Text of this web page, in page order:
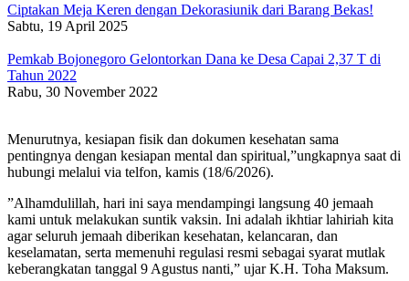
Ciptakan Meja Keren dengan Dekorasiunik dari Barang Bekas!
Sabtu, 19 April 2025
Pemkab Bojonegoro Gelontorkan Dana ke Desa Capai 2,37 T di
Tahun 2022
Rabu, 30 November 2022
Menurutnya, kesiapan fisik dan dokumen kesehatan sama
pentingnya dengan kesiapan mental dan spiritual,”ungkapnya saat di
hubungi melalui via telfon, kamis (18/6/2026).
​”Alhamdulillah, hari ini saya mendampingi langsung 40 jemaah
kami untuk melakukan suntik vaksin. Ini adalah ikhtiar lahiriah kita
agar seluruh jemaah diberikan kesehatan, kelancaran, dan
keselamatan, serta memenuhi regulasi resmi sebagai syarat mutlak
keberangkatan tanggal 9 Agustus nanti,” ujar K.H. Toha Maksum.